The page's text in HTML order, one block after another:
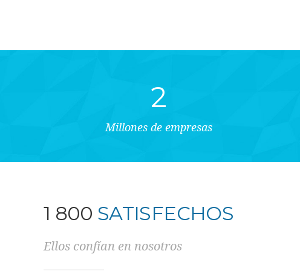
2
Millones de empresas
1 800 CLIENTES
Ellos confían en nosotros